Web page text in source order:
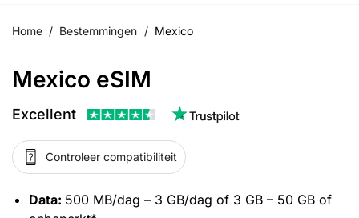
Home / Bestemmingen / Mexico
Mexico eSIM
Excellent
Controleer compatibiliteit
Data: 500 MB/dag – 3 GB/dag of 3 GB – 50 GB of